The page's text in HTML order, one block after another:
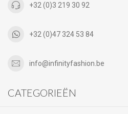
+32 (0)3 219 30 92
+32 (0)47 324 53 84
info@infinityfashion.be
CATEGORIEËN